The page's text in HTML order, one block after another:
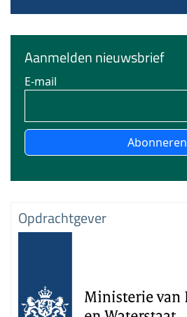
Aanmelden nieuwsbrief
E-mail
Abonneren
Opdrachtgever